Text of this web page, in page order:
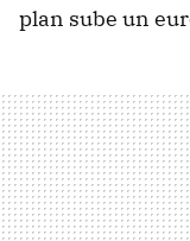
plan sube un